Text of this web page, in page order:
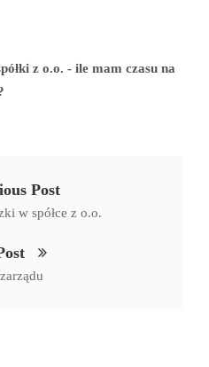
z o.o. - ile mam czasu na
Post
w spółce z o.o.